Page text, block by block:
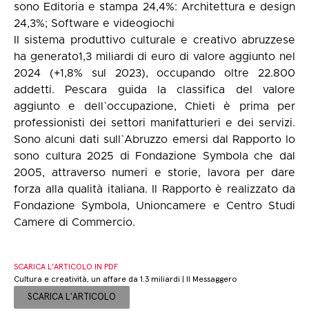
sono Editoria e stampa 24,4%: Architettura e design
24,3%; Software e videogiochi
II sistema produttivo culturale e creativo abruzzese
ha generato1,3 miliardi di euro di valore aggiunto nel
2024 (+1,8% sul 2023), occupando oltre 22.800
addetti. Pescara guida la classifica del valore
aggiunto e dell`occupazione, Chieti è prima per
professionisti dei settori manifatturieri e dei servizi.
Sono alcuni dati sull`Abruzzo emersi dal Rapporto Io
sono cultura 2025 di Fondazione Symbola che dal
2005, attraverso numeri e storie, lavora per dare
forza alla qualità italiana. Il Rapporto è realizzato da
Fondazione Symbola, Unioncamere e Centro Studi
Camere di Commercio.
SCARICA L’ARTICOLO IN PDF
Cultura e creatività, un affare da 1.3 miliardi | Il Messaggero
SCARICA L'ARTICOLO